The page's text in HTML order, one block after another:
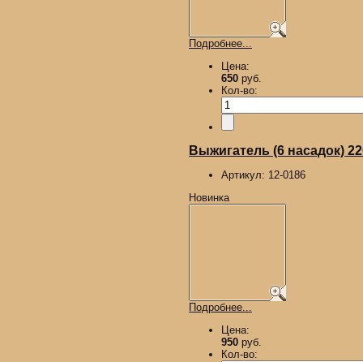
Подробнее...
Цена:
650 руб.
Кол-во:
Выжигатель (6 насадок)
Артикул: 12-0186
Новинка
Подробнее...
Цена:
950 руб.
Кол-во: